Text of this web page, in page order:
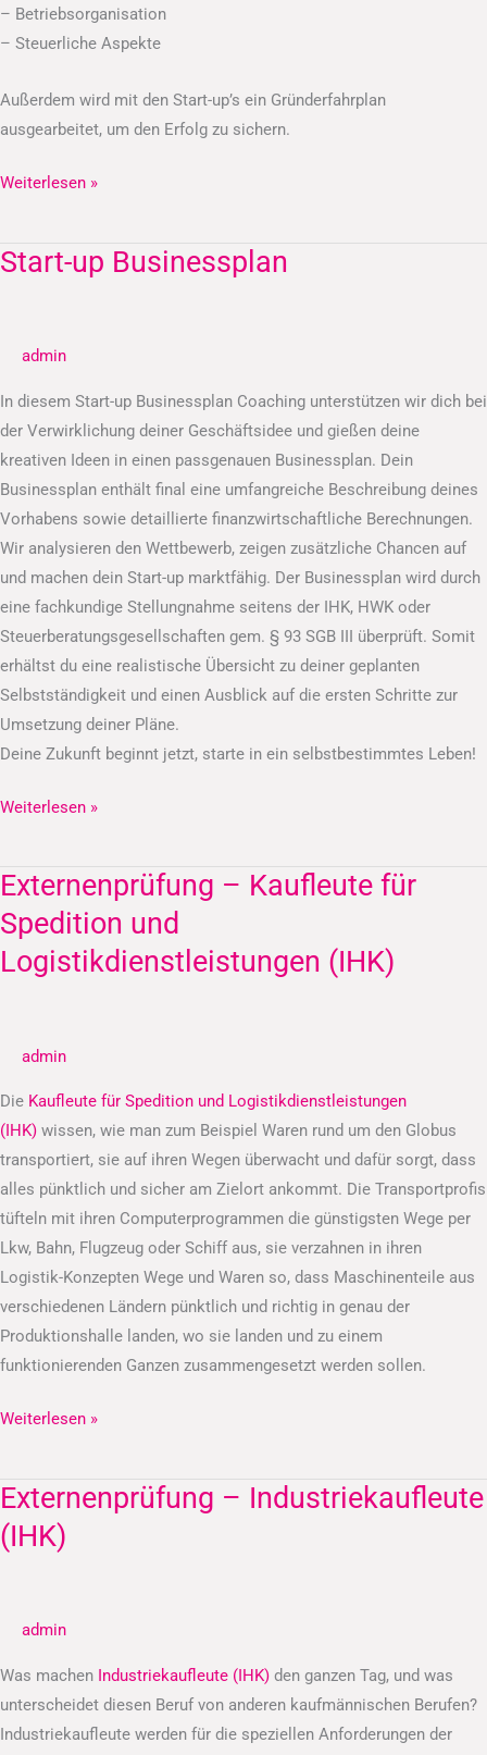
– Betriebsorganisation
– Steuerliche Aspekte
Außerdem wird mit den Start-up’s ein Gründerfahrplan
ausgearbeitet, um den Erfolg zu sichern.
Weiterlesen »
Start-up Businessplan
admin
In diesem Start-up Businessplan Coaching unterstützen wir dich bei
der Verwirklichung deiner Geschäftsidee und gießen deine
kreativen Ideen in einen passgenauen Businessplan. Dein
Businessplan enthält final eine umfangreiche Beschreibung deines
Vorhabens sowie detaillierte finanzwirtschaftliche Berechnungen.
Wir analysieren den Wettbewerb, zeigen zusätzliche Chancen auf
und machen dein Start-up marktfähig. Der Businessplan wird durch
eine fachkundige Stellungnahme seitens der IHK, HWK oder
Steuerberatungsgesellschaften gem. § 93 SGB III überprüft. Somit
erhältst du eine realistische Übersicht zu deiner geplanten
Selbstständigkeit und einen Ausblick auf die ersten Schritte zur
Umsetzung deiner Pläne.
Deine Zukunft beginnt jetzt, starte in ein selbstbestimmtes Leben!
Start-
Weiterlesen »
Externenprüfung – Kaufleute für
Spedition und
Logistikdienstleistungen (IHK)
admin
Die Kaufleute für Spedition und Logistikdienstleistungen
(IHK) wissen, wie man zum Beispiel Waren rund um den Globus
transportiert, sie auf ihren Wegen überwacht und dafür sorgt, dass
alles pünktlich und sicher am Zielort ankommt. Die Transportprofis
tüfteln mit ihren Computerprogrammen die günstigsten Wege per
Lkw, Bahn, Flugzeug oder Schiff aus, sie verzahnen in ihren
Logistik-Konzepten Wege und Waren so, dass Maschinenteile aus
verschiedenen Ländern pünktlich und richtig in genau der
Produktionshalle landen, wo sie landen und zu einem
funktionierenden Ganzen zusammengesetzt werden sollen.
Externenprüfung
–
Kaufleute
für
Logistikdienstleistungen
Weiterlesen »
Externenprüfung – Industriekaufleute
(IHK)
admin
Was machen Industriekaufleute (IHK) den ganzen Tag, und was
unterscheidet diesen Beruf von anderen kaufmännischen Berufen?
Industriekaufleute werden für die speziellen Anforderungen der
Externenprüfung
–
Industriekaufleute